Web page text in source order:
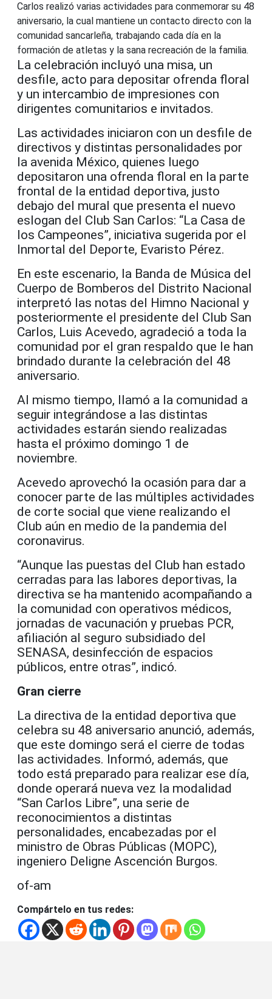
Carlos realizó varias actividades para conmemorar su 48
aniversario, la cual mantiene un contacto directo con la
comunidad sancarleña, trabajando cada día en la
formación de atletas y la sana recreación de la familia.
La celebración incluyó una misa, un
desfile, acto para depositar ofrenda floral
y un intercambio de impresiones con
dirigentes comunitarios e invitados.
Las actividades iniciaron con un desfile de
directivos y distintas personalidades por
la avenida México, quienes luego
depositaron una ofrenda floral en la parte
frontal de la entidad deportiva, justo
debajo del mural que presenta el nuevo
eslogan del Club San Carlos: “La Casa de
los Campeones”, iniciativa sugerida por el
Inmortal del Deporte, Evaristo Pérez.
En este escenario, la Banda de Música del
Cuerpo de Bomberos del Distrito Nacional
interpretó las notas del Himno Nacional y
posteriormente el presidente del Club San
Carlos, Luis Acevedo, agradeció a toda la
comunidad por el gran respaldo que le han
brindado durante la celebración del 48
aniversario.
Al mismo tiempo, llamó a la comunidad a
seguir integrándose a las distintas
actividades estarán siendo realizadas
hasta el próximo domingo 1 de
noviembre.
Acevedo aprovechó la ocasión para dar a
conocer parte de las múltiples actividades
de corte social que viene realizando el
Club aún en medio de la pandemia del
coronavirus.
“Aunque las puestas del Club han estado
cerradas para las labores deportivas, la
directiva se ha mantenido acompañando a
la comunidad con operativos médicos,
jornadas de vacunación y pruebas PCR,
afiliación al seguro subsidiado del
SENASA, desinfección de espacios
públicos, entre otras”, indicó.
Gran cierre
La directiva de la entidad deportiva que
celebra su 48 aniversario anunció, además,
que este domingo será el cierre de todas
las actividades. Informó, además, que
todo está preparado para realizar ese día,
donde operará nueva vez la modalidad
“San Carlos Libre”, una serie de
reconocimientos a distintas
personalidades, encabezadas por el
ministro de Obras Públicas (MOPC),
ingeniero Deligne Ascención Burgos.
of-am
Compártelo en tus redes: